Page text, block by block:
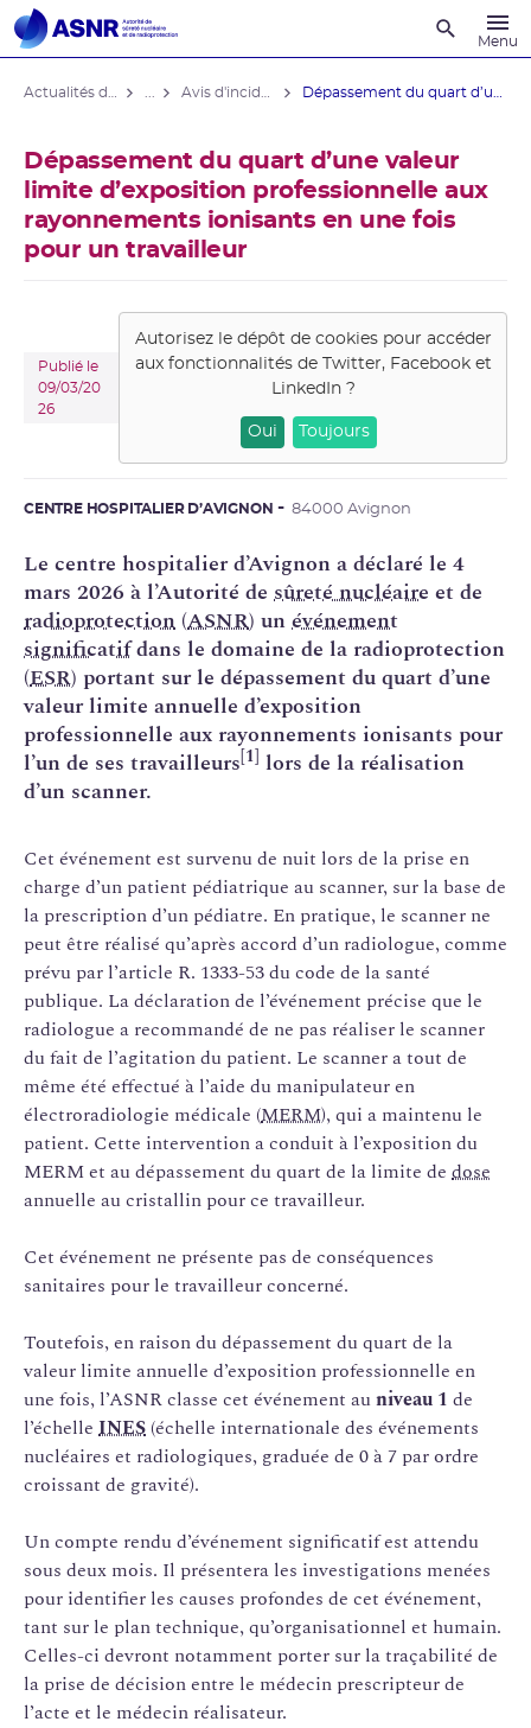
Menu
Dépassement du quart d’une valeur
limite d’exposition professionnelle aux
rayonnements ionisants en une fois
pour un travailleur
Publié le
09/03/20
26
Autorisez le dépôt de cookies pour accéder
aux fonctionnalités de Twitter, Facebook et
LinkedIn?
Oui Toujours
CENTRE HOSPITALIER D’AVIGNON 84000 Avignon
Le centre hospitalier d’Avignon a déclaré le 4
mars 2026 à l’Autorité de sûreté nucléaire et de
radioprotection (ASNR) unévénement
significatifdans le domaine de la radioprotection
(ESR) portant sur le dépassement du quart d’une
valeur limite annuelle d’exposition
professionnelle aux rayonnements ionisants pour
l’un de ses travailleurs[1] lors de la réalisation
d’un scanner.
Cet événement est survenu de nuit lors de la prise en
charge d’un patient pédiatrique au scanner, sur la base de
la prescription d’un pédiatre. En pratique, le scanner ne
peut être réalisé qu’après accord d’un radiologue, comme
prévu par l’article R. 1333-53 du code de la santé
publique. La déclaration de l’événement précise que le
radiologue a recommandé de ne pas réaliser le scanner
du fait de l’agitation du patient. Le scanner a tout de
même été effectué à l’aide du manipulateur en
électroradiologie médicale (MERM), qui a maintenu le
patient. Cette intervention a conduit à l’exposition du
MERM et au dépassement du quart de la limite de dose
annuelle au cristallin pour ce travailleur.
Cet événement ne présente pas de conséquences
sanitaires pour le travailleur concerné.
Toutefois, en raison du dépassement du quart de la
valeur limite annuelle d’exposition professionnelle en
une fois, l’ASNR classe cet événement auniveau 1 de
l’échelle INES (échelle internationale des événements
nucléaires et radiologiques, graduée de 0 à 7 par ordre
croissant de gravité).
Un compte rendu d’événement significatif est attendu
sous deux mois. Il présentera les investigations menées
pour identifier les causes profondes de cet événement,
tant sur le plan technique, qu’organisationnel et humain.
Celles-ci devront notamment porter sur la traçabilité de
la prise de décision entre le médecin prescripteur de
l’acte et le médecin réalisateur.